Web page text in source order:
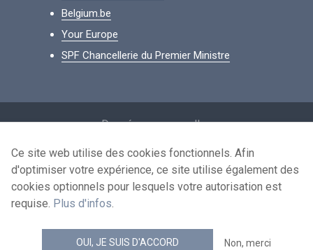
Belgium.be
Your Europe
SPF Chancellerie du Premier Ministre
Données personnelles
Conditions de réutilisation
Contactez-nous
news.belgium flux RSS
Ce site web utilise des cookies fonctionnels. Afin
d'optimiser votre expérience, ce site utilise également des
cookies optionnels pour lesquels votre autorisation est
requise. Plus d'infos.
OUI, JE SUIS D'ACCORD Non, merci